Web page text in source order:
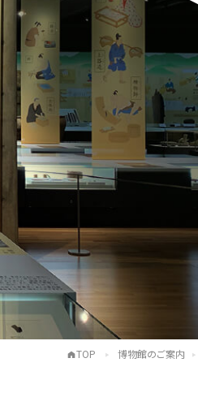
TOP 博物館のご案内